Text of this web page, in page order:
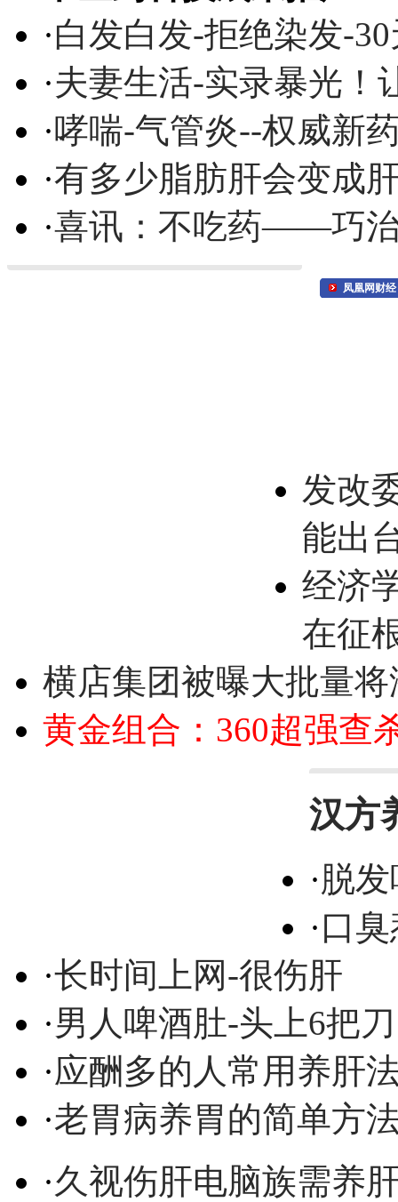
·白发白发-拒绝染发-
·夫妻生活-实录暴光！
·哮喘-气管炎--权威新
·有多少脂肪肝会变成
·喜讯：不吃药——巧
凤凰网财经
发改
能出
经济
在征
横店集团被曝大批量
黄金组合：360超强查
汉方
·脱
·口
·长时间上网-很伤肝
·男人啤酒肚-头上6把刀
·应酬多的人常用养肝
·老胃病养胃的简单方
·久视伤肝电脑族需养